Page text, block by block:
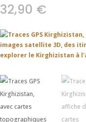
32,90 €